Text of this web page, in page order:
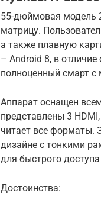
55-дюймовая модель
матрицу.
а также плавную
– Android 8, в
полноценный смарт
Аппарат оснащен
представлены 3
читает все форматы.
дизайне с тонкими
для быстрого
Достоинства: